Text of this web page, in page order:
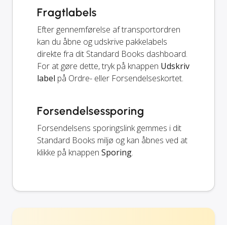
Fragtlabels
Efter gennemførelse af transportordren
kan du åbne og udskrive pakkelabels
direkte fra dit Standard Books dashboard.
For at gøre dette, tryk på knappen Udskriv
label på Ordre- eller Forsendelseskortet.
Forsendelsessporing
Forsendelsens sporingslink gemmes i dit
Standard Books miljø og kan åbnes ved at
klikke på knappen Sporing.